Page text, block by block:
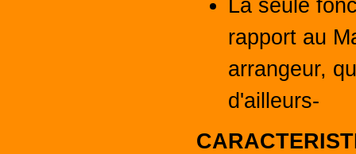
La seule
rapport au
arrangeur,
d'ailleurs-